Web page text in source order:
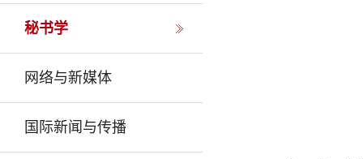
秘书学
网络与新媒体
国际新闻与传播